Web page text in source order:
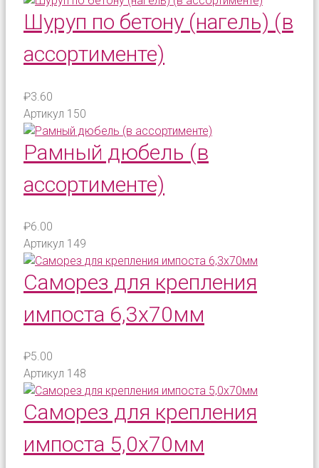
Шуруп по бетону (нагель) (в
ассортименте)
₽3.60
Артикул 150
Рамный дюбель (в
ассортименте)
₽6.00
Артикул 149
Саморез для крепления
импоста 6,3х70мм
₽5.00
Артикул 148
Саморез для крепления
импоста 5,0х70мм